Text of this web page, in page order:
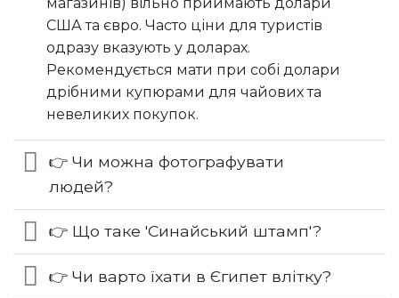
США та євро. Часто ціни для туристів
одразу вказують у доларах.
Рекомендується мати при собі долари
дрібними купюрами для чайових та
невеликих покупок.
👉 Чи можна фотографувати
людей?
👉 Що таке 'Синайський штамп'?
👉 Чи варто їхати в Єгипет влітку?